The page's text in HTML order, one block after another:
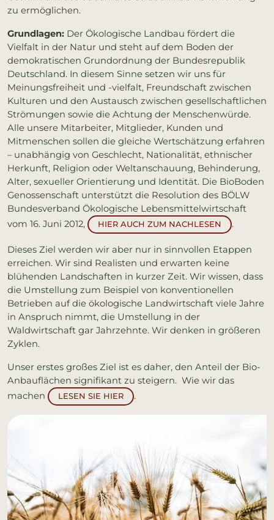
zu ermöglichen.
Grundlagen: Der Ökologische Landbau fördert die
Vielfalt in der Natur und steht auf dem Boden der
demokratischen Grundordnung der Bundesrepublik
Deutschland. In diesem Sinne setzen wir uns für
Meinungsfreiheit und -vielfalt, Freundschaft zwischen
Kulturen und den Austausch zwischen gesellschaftlichen
Strömungen sowie die Achtung der Menschenwürde.
Alle unsere Mitarbeiter, Mitglieder, Kunden und
Mitmenschen sollen die gleiche Wertschätzung erfahren
– unabhängig von Geschlecht, Nationalität, ethnischer
Herkunft, Religion oder Weltanschauung, Behinderung,
Alter, sexueller Orientierung und Identität. Die BioBoden
Genossenschaft unterstützt die Resolution des BÖLW
Bundesverband Ökologische Lebensmittelwirtschaft
vom 16. Juni 2012,
HIER AUCH ZUM NACHLESEN .
Dieses Ziel werden wir aber nur in sinnvollen Etappen
erreichen. Wir sind Realisten und erwarten keine
blühenden Landschaften in kurzer Zeit. Wir wissen, dass
die Umstellung zum Beispiel von konventionellen
Betrieben auf die ökologische Landwirtschaft viele Jahre
in Anspruch nimmt, die Umstellung in der
Waldwirtschaft gar Jahrzehnte. Wir denken in größeren
Zyklen.
Unser erstes großes Ziel ist es daher, den Anteil der Bio-
Anbauflächen signifikant zu steigern. Wie wir das
machen
LESEN SIE HIER .